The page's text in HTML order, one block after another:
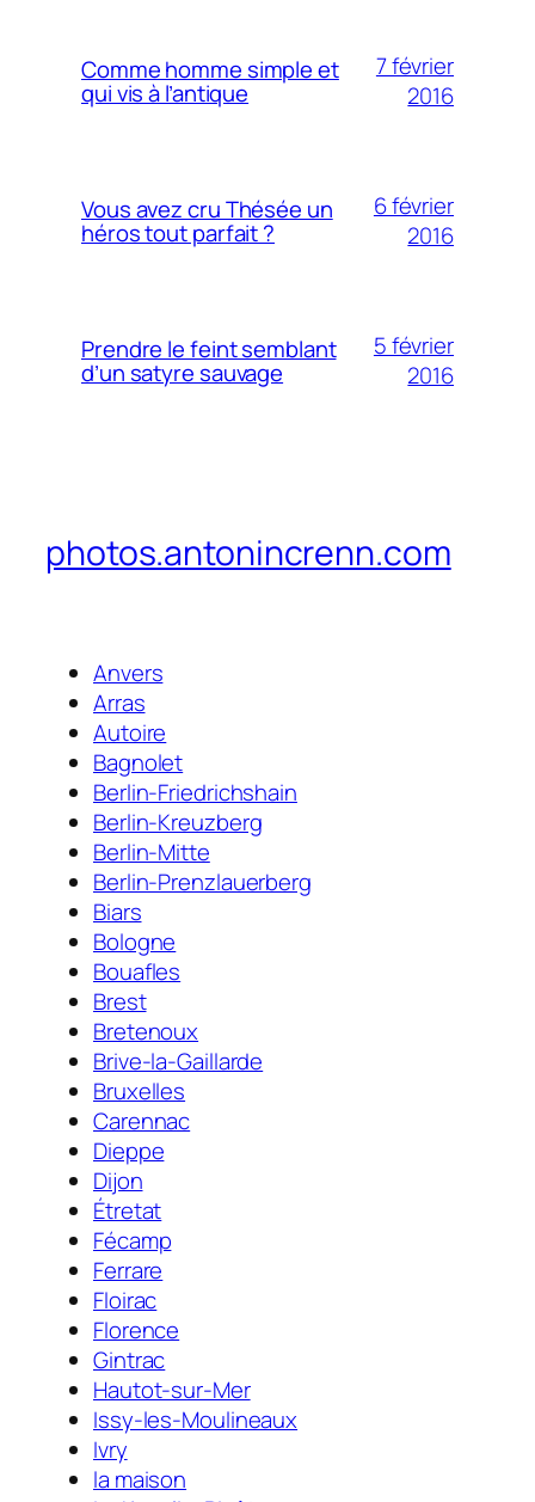
Comme homme simple et
qui vis à l’antique
7 février
2016
Vous avez cru Thésée un
héros tout parfait ?
6 février
2016
Prendre le feint semblant
d’un satyre sauvage
5 février
2016
photos.antonincrenn.com
Anvers
Arras
Autoire
Bagnolet
Berlin-Friedrichshain
Berlin-Kreuzberg
Berlin-Mitte
Berlin-Prenzlauerberg
Biars
Bologne
Bouafles
Brest
Bretenoux
Brive-la-Gaillarde
Bruxelles
Carennac
Dieppe
Dijon
Étretat
Fécamp
Ferrare
Floirac
Florence
Gintrac
Hautot-sur-Mer
Issy-les-Moulineaux
Ivry
la maison